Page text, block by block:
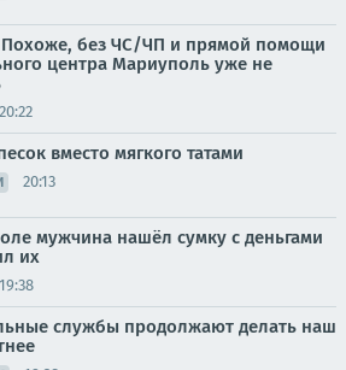
без ЧС/ЧП и прямой помощи
центра Мариуполь уже не
20:22
вместо мягкого татами
20:13
мужчина нашёл сумку с деньгами
их
19:38
службы продолжают делать наш